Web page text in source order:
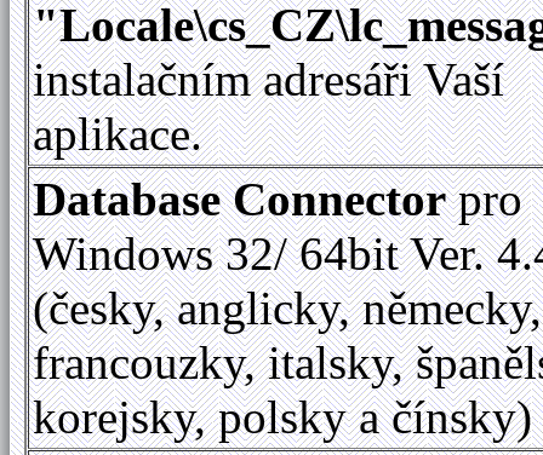
instalačním adresáři Vaší
aplikace.
Database Connectorpro
Windows 32/ 64bit Ver.
(česky, anglicky, německy,
francouzky, italsky,
korejsky, polsky a čínsky)